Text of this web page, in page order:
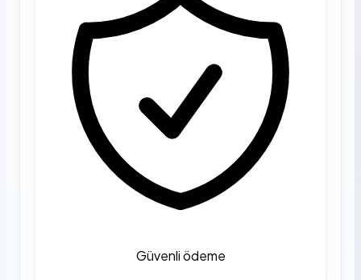
Güvenli ödeme